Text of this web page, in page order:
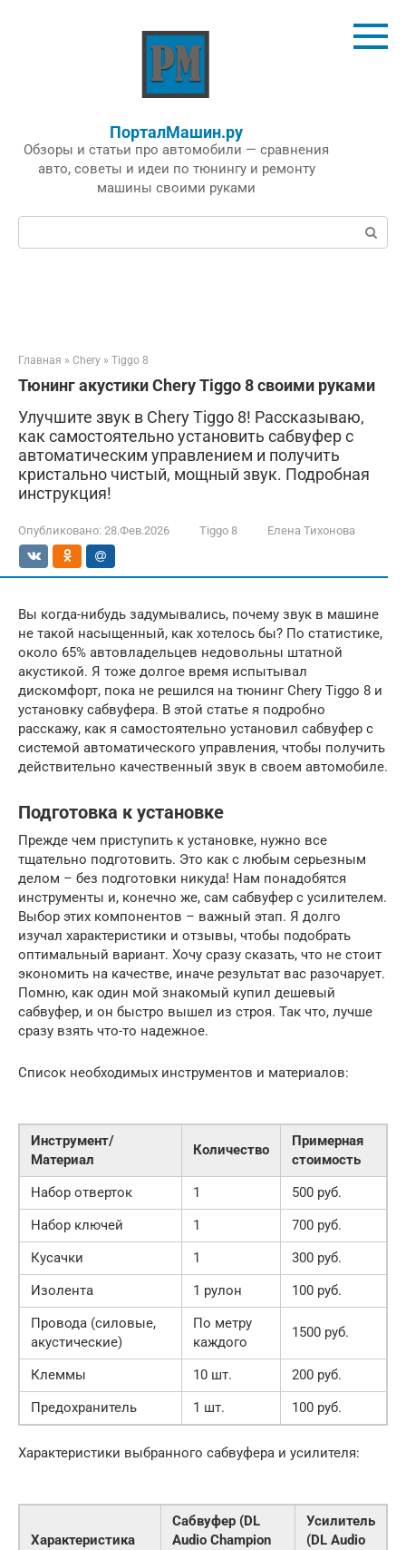
ПорталМашин.ру
Обзоры и статьи про автомобили — сравнения
авто, советы и идеи по тюнингу и ремонту
машины своими руками
Поиск:
Главная » Chery » Tiggo 8
Тюнинг акустики Chery Tiggo 8 своими руками
Улучшите звук в Chery Tiggo 8! Рассказываю,
как самостоятельно установить сабвуфер с
автоматическим управлением и получить
кристально чистый, мощный звук. Подробная
инструкция!
Опубликовано: 28.Фев.2026 Tiggo 8 Елена Тихонова
Вы когда-нибудь задумывались, почему звук в машине
не такой насыщенный, как хотелось бы? По статистике,
около 65% автовладельцев недовольны штатной
акустикой. Я тоже долгое время испытывал
дискомфорт, пока не решился на тюнинг Chery Tiggo 8 и
установку сабвуфера. В этой статье я подробно
расскажу, как я самостоятельно установил сабвуфер с
системой автоматического управления, чтобы получить
действительно качественный звук в своем автомобиле.
Подготовка к установке
Прежде чем приступить к установке, нужно все
тщательно подготовить. Это как с любым серьезным
делом – без подготовки никуда! Нам понадобятся
инструменты и, конечно же, сам сабвуфер с усилителем.
Выбор этих компонентов – важный этап. Я долго
изучал характеристики и отзывы, чтобы подобрать
оптимальный вариант. Хочу сразу сказать, что не стоит
экономить на качестве, иначе результат вас разочарует.
Помню, как один мой знакомый купил дешевый
сабвуфер, и он быстро вышел из строя. Так что, лучше
сразу взять что-то надежное.
Список необходимых инструментов и материалов:
Инструмент/
Материал
Количество
Примерная
стоимость
Набор отверток
1
500 руб.
Набор ключей
1
700 руб.
Кусачки
1
300 руб.
Изолента
1 рулон
100 руб.
Провода (силовые,
акустические)
По метру
каждого
1500 руб.
Клеммы 10 шт.
200 руб.
Предохранитель
1 шт. 100 руб.
Характеристики выбранного сабвуфера и усилителя:
Характеристика
Сабвуфер (DL
Audio Champion
Усилитель
(DL Audio